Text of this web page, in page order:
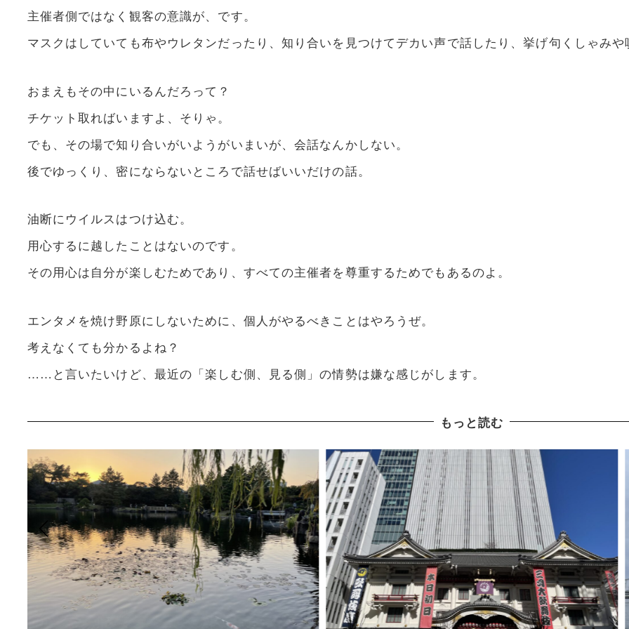
主催者側ではなく観客の意識が、です。
マスクはしていても布やウレタンだったり、知り合いを見つけてデカい声で話したり、挙げ句くしゃみや
おまえもその中にいるんだろって？
チケット取ればいますよ、そりゃ。
でも、その場で知り合いがいようがいまいが、会話なんかしない。
後でゆっくり、密にならないところで話せばいいだけの話。
油断にウイルスはつけ込む。
用心するに越したことはないのです。
その用心は自分が楽しむためであり、すべての主催者を尊重するためでもあるのよ。
エンタメを焼け野原にしないために、個人がやるべきことはやろうぜ。
考えなくても分かるよね？
……と言いたいけど、最近の「楽しむ側、見る側」の情勢は嫌な感じがします。
もっと読む